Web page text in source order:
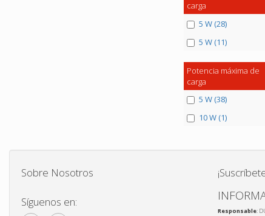
carga
5 W (28)
5 W (11)
Potencia máxima de
carga
5 W (38)
10 W (1)
Sobre Nosotros
Síguenos en:
Responsable: